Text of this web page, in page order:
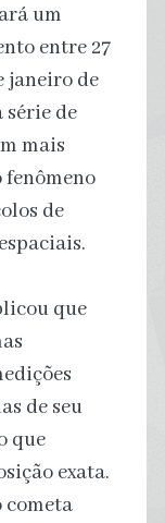
um
entre 27
janeiro de
de
mais
de
que
de seu
que
exata.
cometa